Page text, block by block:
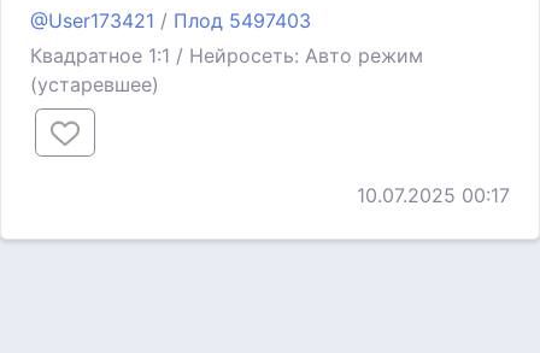
@User173421 / Плод 5497403
Квадратное 1:1 / Нейросеть: Авто режим
(устаревшее)
10.07.2025 00:17